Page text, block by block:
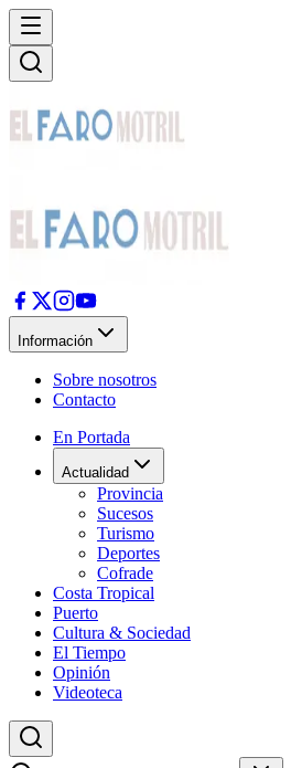
Información
Sobre nosotros
Contacto
En Portada
Actualidad
Provincia
Sucesos
Turismo
Deportes
Cofrade
Costa Tropical
Puerto
Cultura & Sociedad
El Tiempo
Opinión
Videoteca